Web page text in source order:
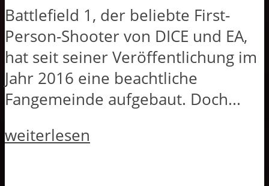
Battlefield 1, der beliebte First-
Person-Shooter von DICE und EA,
hat seit seiner Veröffentlichung im
Jahr 2016 eine beachtliche
Fangemeinde aufgebaut. Doch...
weiterlesen